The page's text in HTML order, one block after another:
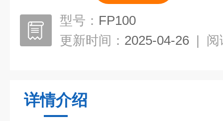
型号： FP100
更新时间： 2025-04-26 | 阅
详情介绍